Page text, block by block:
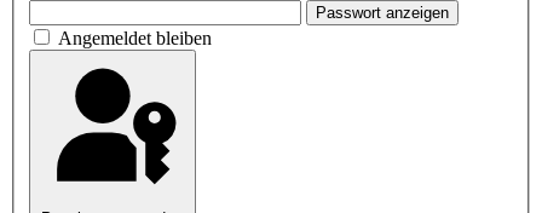
Passwort anzeigen
Angemeldet bleiben